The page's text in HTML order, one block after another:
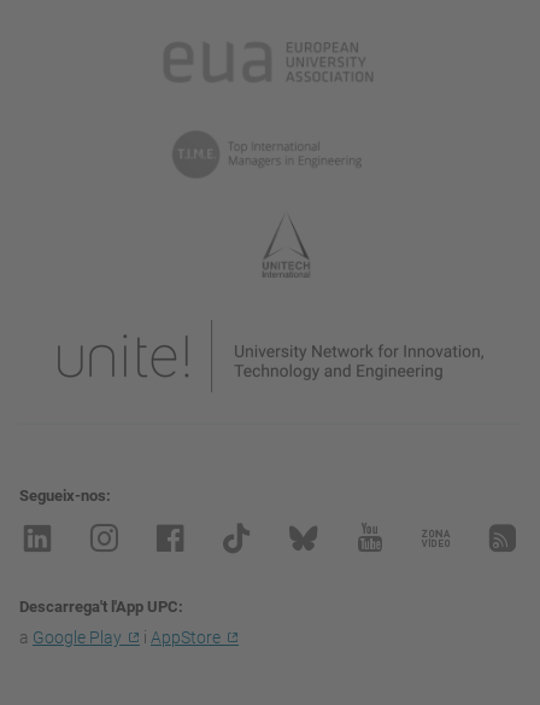
Segueix-nos
Descarrega't l'App UPC
a Google Play i AppStore